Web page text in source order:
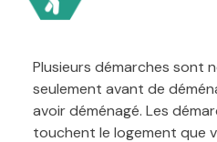
Plusieurs démarches sont
seulement avant de
avoir déménagé. Les
touchent le logement que